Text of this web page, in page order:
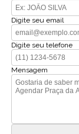
Digite seu email
Digite seu telefone
Mensagem